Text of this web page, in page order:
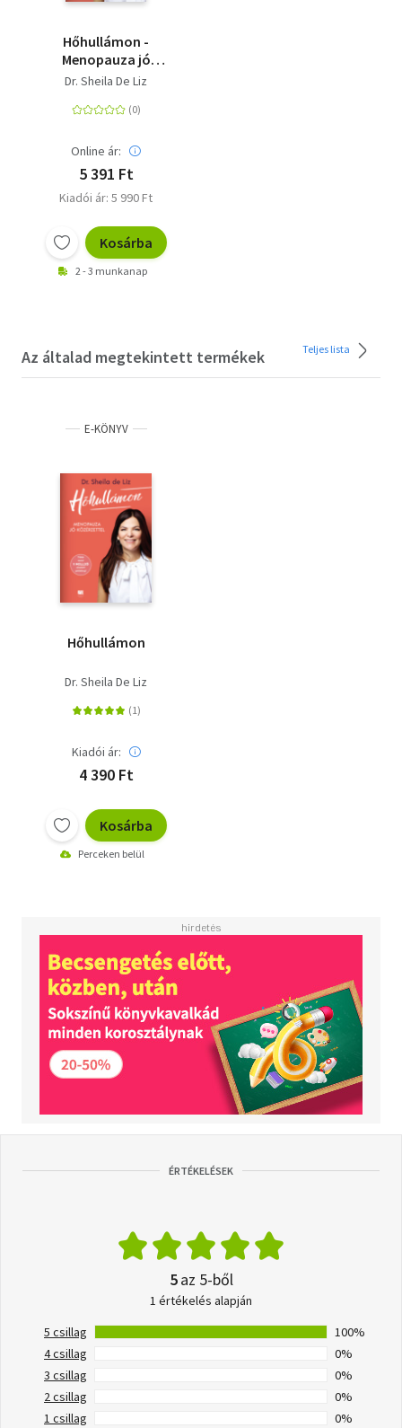
Hőhullámon -
Menopauza jó
közérzettel
Dr. Sheila De Liz
Online ár:
5 391 Ft
Kiadói ár: 5 990 Ft
Kosárba
2 - 3 munkanap
Az általad megtekintett termékek Teljes lista
E-KÖNYV
Hőhullámon
Dr. Sheila De Liz
Kiadói ár:
4 390 Ft
Kosárba
Perceken belül
ÉRTÉKELÉSEK
5az 5-ből
1 értékelés alapján
5 csillag
100%
4 csillag
0%
3 csillag
0%
2 csillag
0%
1 csillag
0%